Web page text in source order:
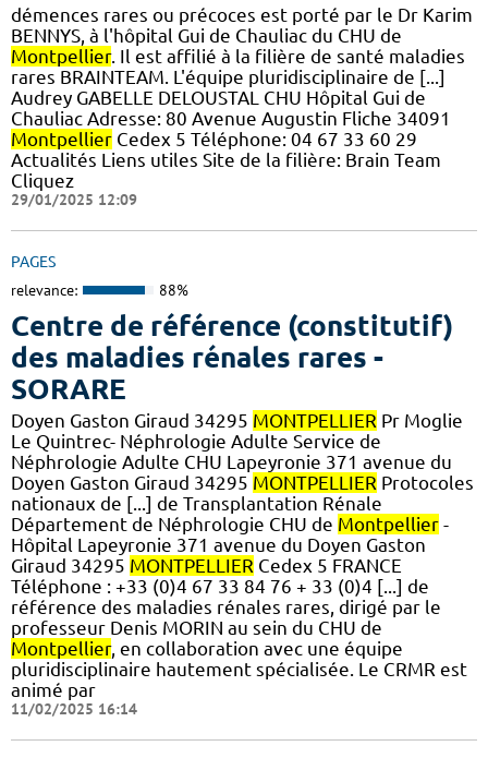
démences rares ou précoces est porté par le Dr Karim
BENNYS, à l'hôpital Gui de Chauliac du CHU de
Montpellier. Il est affilié à la filière de santé maladies
rares BRAINTEAM. L'équipe pluridisciplinaire de [...]
Audrey GABELLE DELOUSTAL CHU Hôpital Gui de
Chauliac Adresse: 80 Avenue Augustin Fliche 34091
Montpellier Cedex 5 Téléphone: 04 67 33 60 29
Actualités Liens utiles Site de la filière: Brain Team
Cliquez
29/01/2025 12:09
PAGES
relevance: 88%
Centre de référence (constitutif)
des maladies rénales rares -
SORARE
Doyen Gaston Giraud 34295 MONTPELLIER Pr Moglie
Le Quintrec- Néphrologie Adulte Service de
Néphrologie Adulte CHU Lapeyronie 371 avenue du
Doyen Gaston Giraud 34295 MONTPELLIER Protocoles
nationaux de [...] de Transplantation Rénale
Département de Néphrologie CHU de Montpellier -
Hôpital Lapeyronie 371 avenue du Doyen Gaston
Giraud 34295 MONTPELLIER Cedex 5 FRANCE
Téléphone : +33 (0)4 67 33 84 76 + 33 (0)4 [...] de
référence des maladies rénales rares, dirigé par le
professeur Denis MORIN au sein du CHU de
Montpellier, en collaboration avec une équipe
pluridisciplinaire hautement spécialisée. Le CRMR est
animé par
11/02/2025 16:14